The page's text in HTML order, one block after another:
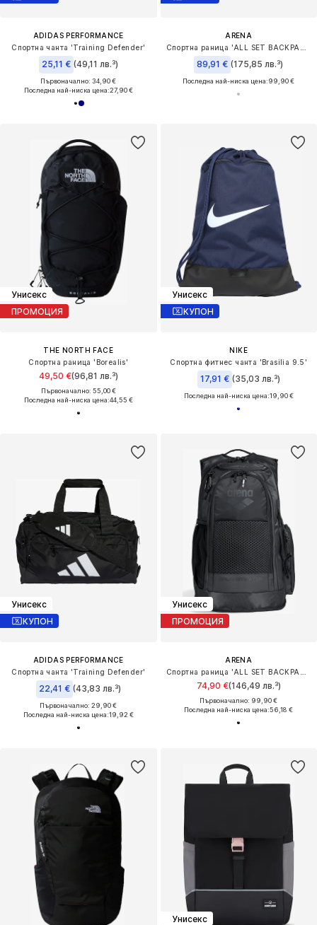
ADIDAS PERFORMANCE
Спортна чанта 'Training Defender'
25,11 € (49,11 лв.³)
Първоначално: 34,90 €
Последна най-ниска цена:27,90 €
ARENA
89,91 € (175,85 лв.³)
Последна най-ниска цена:99,90 €
Унисекс
ПРОМОЦИЯ
THE NORTH FACE
Спортна раница 'Borealis'
49,50 €(96,81 лв.³)
Първоначално: 55,00 €
Последна най-ниска цена:44,55 €
Унисекс
КУПОН
NIKE
Спортна фитнес чанта 'Brasilia 9.5'
17,91 € (35,03 лв.³)
Последна най-ниска цена:19,90 €
Унисекс
КУПОН
ADIDAS PERFORMANCE
Спортна чанта 'Training Defender'
22,41 € (43,83 лв.³)
Първоначално: 29,90 €
Последна най-ниска цена:19,92 €
Унисекс
ПРОМОЦИЯ
ARENA
74,90 €(146,49 лв.³)
Първоначално: 99,90 €
Последна най-ниска цена:56,18 €
Унисекс